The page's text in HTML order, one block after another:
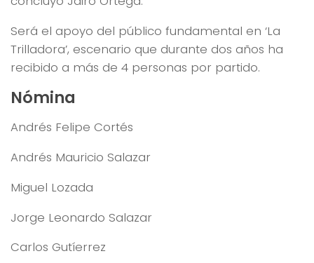
Será el apoyo del público fundamental en ‘La
Trilladora’, escenario que durante dos años ha
recibido a más de 4 personas por partido.
Nómina
Andrés Felipe Cortés
Andrés Mauricio Salazar
Miguel Lozada
Jorge Leonardo Salazar
Carlos Gutíerrez